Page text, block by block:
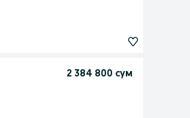
2 384 800 сум